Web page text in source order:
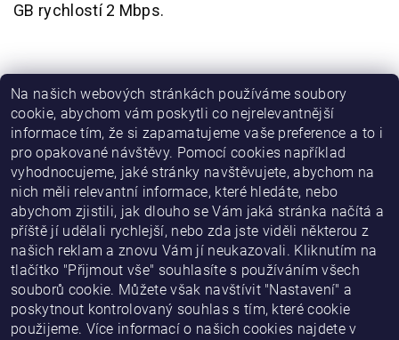
GB rychlostí 2 Mbps.
Volání (?)
50 minut
Internet (?)
30 GB
Volání ve vlastní síti (?)
Neomezené
SMS (?)
50 SMS
Buďte první, kdo napíše příspěvek k této položce.
Přidat komentář
Na našich webových stránkách používáme soubory
cookie, abychom vám poskytli co nejrelevantnější
informace tím, že si zapamatujeme vaše preference a to i
pro opakované návštěvy. Pomocí cookies například
vyhodnocujeme, jaké stránky navštěvujete, abychom na
nich měli relevantní informace, které hledáte, nebo
abychom zjistili, jak dlouho se Vám jaká stránka načítá a
příště jí udělali rychlejší, nebo zda jste viděli některou z
našich reklam a znovu Vám jí neukazovali. Kliknutím na
tlačítko "Přijmout vše" souhlasíte s používáním všech
souborů cookie. Můžete však navštívit "Nastavení" a
poskytnout kontrolovaný souhlas s tím, které cookie
použijeme. Více informací o našich cookies najdete v